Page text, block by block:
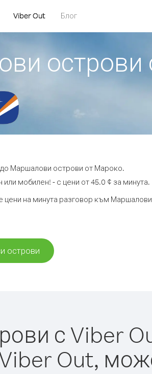
Viber Out Блог
Маршалови острови от Мароко.
мобилен! - с цени от 45.0 ¢ за минута.
цени на минута разговор към
острови
с Viber
Out,